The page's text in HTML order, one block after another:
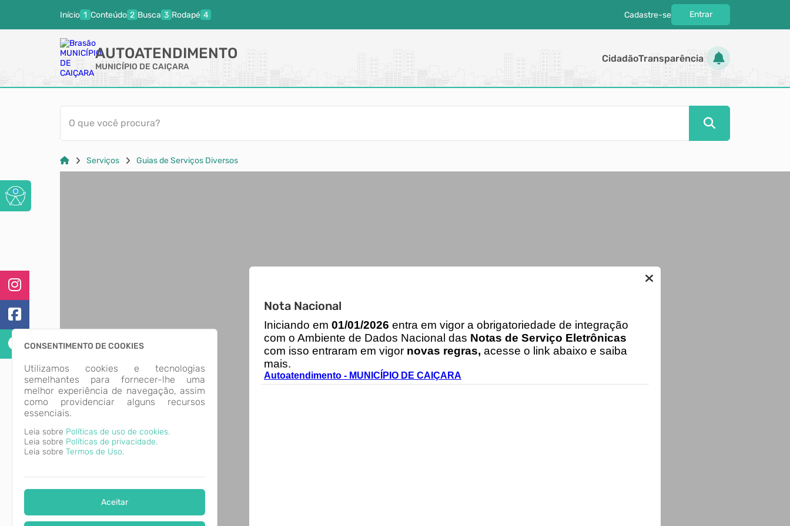
Início Conteúdo Busca Rodapé Cadastre-se Entrar
AUTOATENDIMENTO
MUNICÍPIO DE CAIÇARA
CidadãoTransparência
O que você procura?
Serviços Guias de Serviços Diversos
CONSENTIMENTO DE COOKIES
Utilizamos cookies e tecnologias
semelhantes para fornecer-lhe uma
melhor experiência de navegação, assim
como providenciar alguns recursos
essenciais.
Leia sobre Políticas de uso de cookies.
Leia sobre Políticas de privacidade.
Leia sobre Termos de Uso.
Aceitar
Nota Nacional
Iniciando em 01/01/2026 entra em vigor a obrigatoriedade de integração
com o Ambiente de Dados Nacional das Notas de Serviço Eletrônicas
com isso entraram em vigor novas regras, acesse o link abaixo e saiba
mais.
Autoatendimento - MUNICÍPIO DE CAIÇARA